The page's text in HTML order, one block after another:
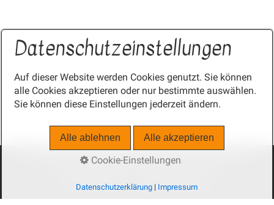
DATENSCHUTZERKLÄRUNG
E-MAIL DATENSCHUTZ
© 2026 Landhaus Lipp und Beck & Gästehaus
Datenschutzeinstellungen
Auf dieser Website werden Cookies genutzt. Sie können
alle Cookies akzeptieren oder nur bestimmte auswählen.
Sie können diese Einstellungen jederzeit ändern.
Alle ablehnen Alle akzeptieren
Cookie-Einstellungen
Datenschutzerklärung | Impressum